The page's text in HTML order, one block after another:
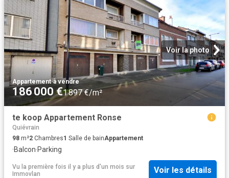
Voir la photo
Appartement·à vendre
186 000 €1 897 €/m²
te koop Appartement Ronse
Quiévrain
98 m²2 Chambres1 Salle de bainAppartement
·Balcon·Parking
Vu la première fois il y a plus d'un mois sur
Immovlan
Voir les détails